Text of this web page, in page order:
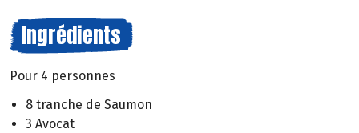
Ingrédients
Pour 4 personnes
8 tranche de Saumon
3 Avocat